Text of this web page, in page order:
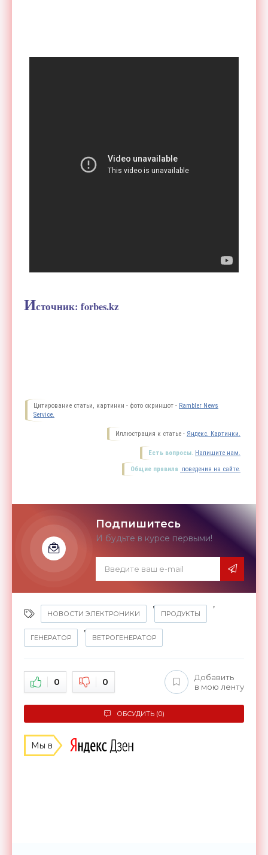
Источник: forbes.kz
Цитирование статьи, картинки - фото скриншот - Rambler News
Service.
Иллюстрация к статье - Яндекс. Картинки.
Есть вопросы. Напишите нам.
Общие правила поведения на сайте.
Подпишитесь
И будьте в курсе первыми!
НОВОСТИ ЭЛЕКТРОНИКИ
,
ПРОДУКТЫ
,
ГЕНЕРАТОР
,
ВЕТРОГЕНЕРАТОР
0 0
Добавить
в мою ленту
ОБСУДИТЬ (0)
Мы в